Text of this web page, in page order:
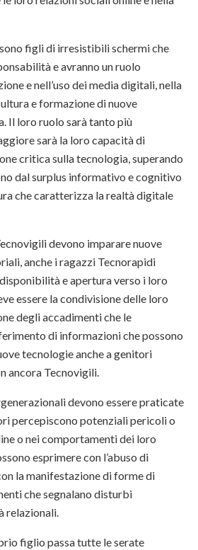
figli di irresistibili schermi che
e avranno un ruolo
e nell’uso dei media digitali, nella
e formazione di nuove
Il loro ruolo sarà tanto più
sarà la loro capacità di
critica sulla tecnologia, superando
dal surplus informativo e cognitivo
che caratterizza la realtà digitale
devono imparare nuove
anche i ragazzi Tecnorapidi
e apertura verso i loro
essere la condivisione delle loro
degli accadimenti che le
di informazioni che possono
tecnologie anche a genitori
ancora Tecnovigili.
devono essere praticate
percepiscono potenziali pericoli o
o nei comportamenti dei loro
esprimere con l’abuso di
la manifestazione di forme di
che segnalano disturbi
relazionali.
figlio passa tutte le serate